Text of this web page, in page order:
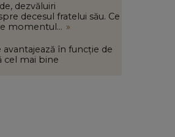
dezvăluiri
decesul fratelui său. Ce
momentul... »
în funcție de
cel mai bine